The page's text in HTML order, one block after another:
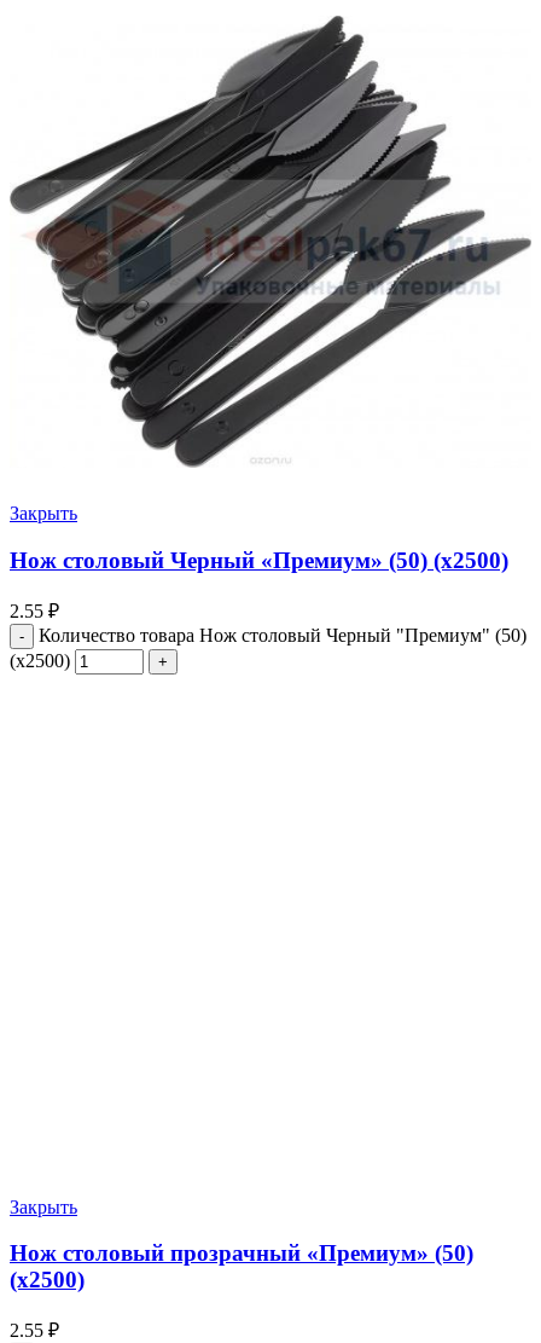
Закрыть
Нож столовый Черный «Премиум» (50) (х2500)
2.55 ₽
Количество товара Нож столовый Черный "Премиум" (50)
(х2500)
Закрыть
Нож столовый прозрачный «Премиум» (50)
(х2500)
2.55 ₽